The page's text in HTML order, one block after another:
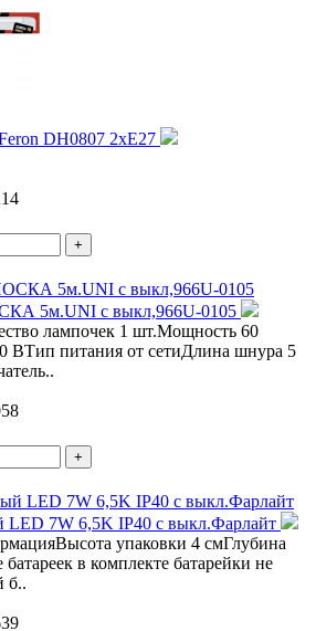
DH0807 2хE27
+
5м.UNI с выкл,966U-0105
лампочек 1 шт.Мощность 60
ВТип питания от сетиДлина шнура 5
+
LED 7W 6,5K IP40 с выкл.Фарлайт
упаковки 4 смГлубина
в комплекте батарейки не
б..